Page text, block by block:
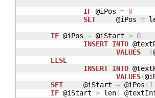
IF @iPos = 0
SET
	@iPos
=
IF @iPos - @iStart > 0
INSERT INTO
VALUES
(
ELSE
INSERT INTO
VALUES(
SET
	@iStart
= @iPos+1
IF @iStart > len(